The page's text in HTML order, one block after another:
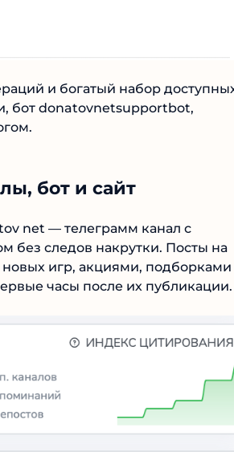
и богатый набор доступных
бот donatovnetsupportbot,
бот и сайт
net — телеграмм канал с
без следов накрутки. Посты на
игр, акциями, подборками
часы после их публикации.